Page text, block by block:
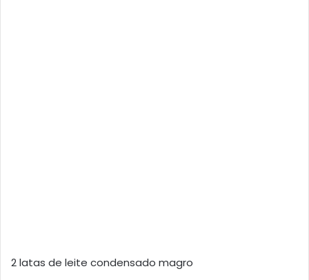
2 latas de leite condensado magro